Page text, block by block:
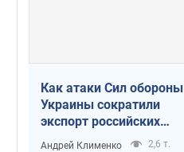
Как атаки Сил обороны
Украины сократили
экспорт российских
нефтепродуктов
Андрей Клименко 2,6 т.